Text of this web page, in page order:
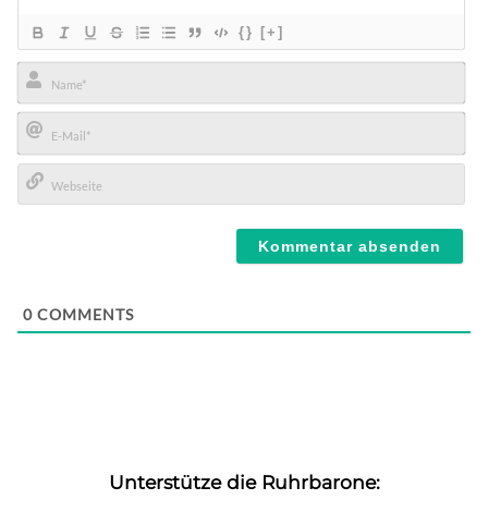
{} [+]
Name*
E-
Mail*
0 COMMENTS
Unterstütze die Ruhrbarone: